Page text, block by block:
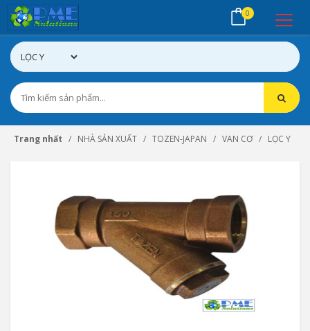
0
Trang nhất NHÀ SẢN XUẤT TOZEN-JAPAN VAN CƠ LỌC Y